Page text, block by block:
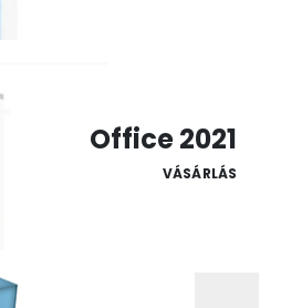
Office 2021
VÁSÁRLÁS